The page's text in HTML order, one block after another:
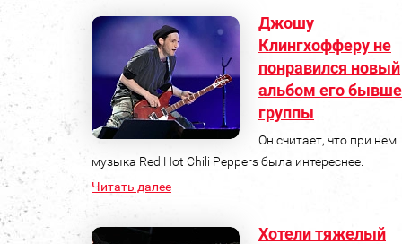
Джошу
Клингхофферу не
понравился новый
альбом его
группы
Он считает, что при нем
музыка Red Hot Chili Peppers была интереснее.
Читать далее
Хотели тяжелый